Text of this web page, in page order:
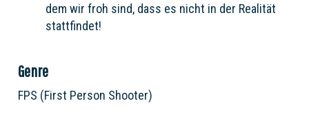
dem wir froh sind, dass es nicht in der Realität
stattfindet!
Genre
FPS (First Person Shooter)